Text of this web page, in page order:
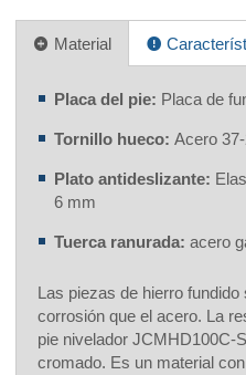
Material
Placa del pie: Placa de
Tornillo hueco: Acero
Plato antideslizante:
6 mm
Tuerca ranurada: acero
Las piezas de hierro
corrosión que el acero. La
pie nivelador JCMHD100C-
cromado. Es un material